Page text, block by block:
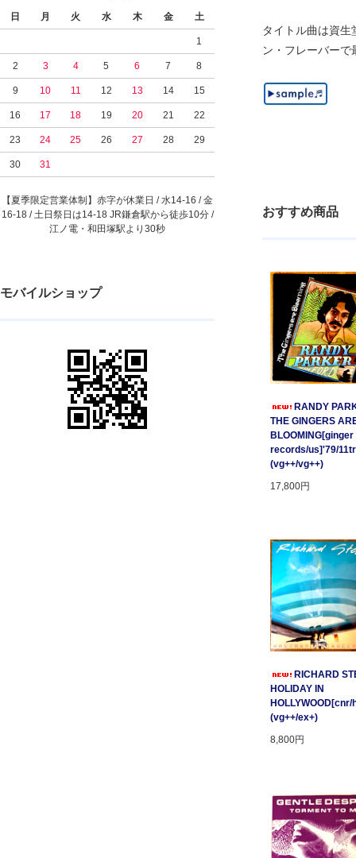
日 月 火 水 木 金 土
1
2 3 4 5 6 7 8
9 10 11 12 13 14 15
16 17 18 19 20 21 22
23 24 25 26 27 28 29
30 31
【夏季限定営業体制】赤字が休業日 / 水14-16 / 金
16-18 / 土日祭日は14-18 JR鎌倉駅から徒歩10分 /
江ノ電・和田塚駅より30秒
モバイルショップ
タイトル曲は資
ン・フレーバーで
おすすめ商品
RANDY
THE GINGERS
BLOOMING[ginger
records/us]'79/
(vg++/vg++)
17,800円
RICHARD
HOLIDAY IN
(vg++/ex+)
8,800円